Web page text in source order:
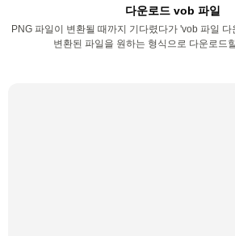
다운로드 vob 파일
PNG 파일이 변환될 때까지 기다렸다가 'vob 파일
변환된 파일을 원하는 형식으로 다운로드